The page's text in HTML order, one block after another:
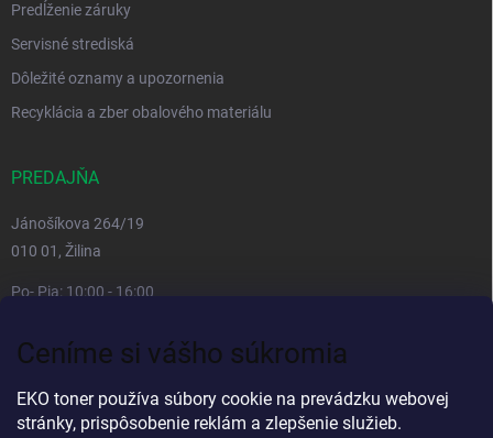
Ceníme si vášho súkromia
EKO toner používa súbory cookie na prevádzku webovej
stránky, prispôsobenie reklám a zlepšenie služieb.
Predĺženie záruky
Servisné strediská
Dôležité oznamy a upozornenia
Recyklácia a zber obalového materiálu
PREDAJŇA
Jánošíkova 264/19
010 01, Žilina
Po- Pia: 10:00 - 16:00
So, Ne: zatvorené
Viac informacií